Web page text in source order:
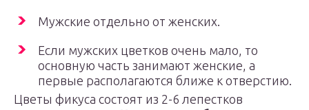
Мужские отдельно от женских.
Если мужских цветков очень мало, то
основную часть занимают женские, а
первые располагаются ближе к отверстию.
Цветы фикуса состоят из 2-6 лепестков